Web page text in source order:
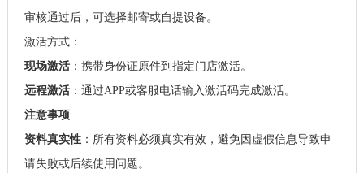
审核通过后，可选择邮寄或自提设备。
激活方式：
现场激活：携带身份证原件到指定门店激活。
远程激活：通过APP或客服电话输入激活码完成激活。
注意事项
资料真实性：所有资料必须真实有效，避免因虚假信息导致申
请失败或后续使用问题。